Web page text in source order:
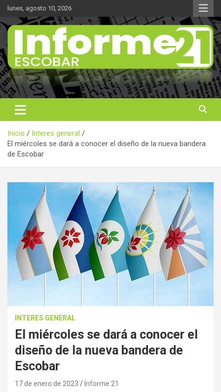
Saltar
contenido
lunes, agosto 10, 2026
Informe 21
Noticas reales
Inicio
Interes general
El miércoles se dará a conocer el diseño de la nueva bandera
de Escobar
INTERES GENERAL
El miércoles se dará a conocer el
diseño de la nueva bandera de
Escobar
17 de enero de 2023 Informe 21